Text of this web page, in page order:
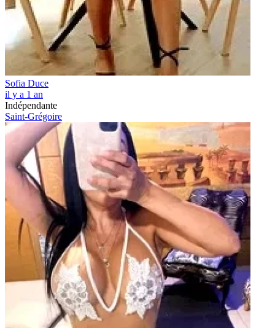
Sofia Duce
il y a 1 an
Indépendante
Saint-Grégoire